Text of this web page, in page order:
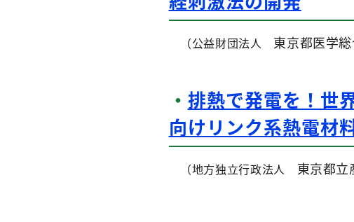
（公益財団法人 東京都医学
・ 排熱で発電を！世
向けリンク系熱電材
（地方独立行政法人 東京都立